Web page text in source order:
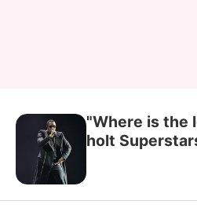
"Where is the
holt